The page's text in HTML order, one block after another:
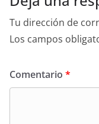
Tu dirección de
Los campos
Comentario *